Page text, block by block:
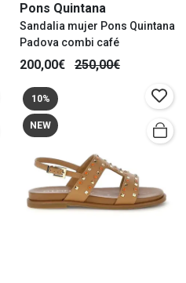
Pons Quintana
Sandalia mujer Pons Quintana
Padova combi café
200,00€ 250,00€
10%
NEW